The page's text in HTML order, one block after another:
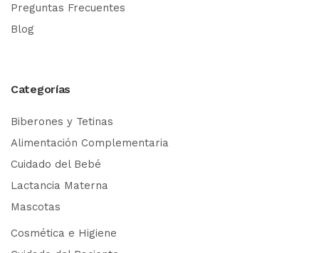
Preguntas Frecuentes
Blog
Categorías
Biberones y Tetinas
Alimentación Complementaria
Cuidado del Bebé
Lactancia Materna
Mascotas
Cosmética e Higiene